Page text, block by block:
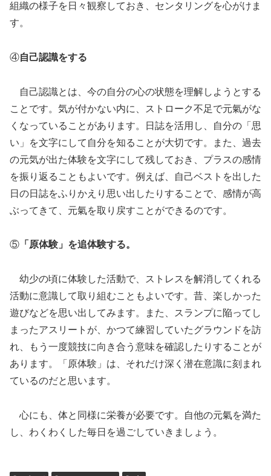
組織の様子を日々観察しておき、センタリングを心がけま
す。
④自己認識をする
自己認識とは、今の自分の心の状態を理解しようとする
ことです。気が付かない内に、ストローク不足で元氣がな
くなっていることがあります。日誌を活用し、自分の「思
い」を文字にして自分を知ることが大切です。また、過去
の元気が出た体験を文字にして残しておき、プラスの感情
を振り返ることもよいです。例えば、自己ベストを出した
日の日誌をふりかえり思い出したりすることで、感情が高
ぶってきて、元氣を取り戻すことができるのです。
⑤ 「原体験」を追体験する。
幼少の頃に体験した活動で、ストレスを解消してくれる
活動に意識して取り組むこともよいです。昔、楽しかった
遊びなどを思い出してみます。また、スランプに陥ってし
まったアスリートが、かつて練習していたグラウンドを訪
れ、もう一度競技に向き合う意味を確認したりすることが
あります。「原体験」は、それだけ深く潜在意識に刻まれ
ているのだと思います。
心にも、体と同様に栄養が必要です。自他の元氣を満た
し、わくわくした毎日を過ごしていきましょう。